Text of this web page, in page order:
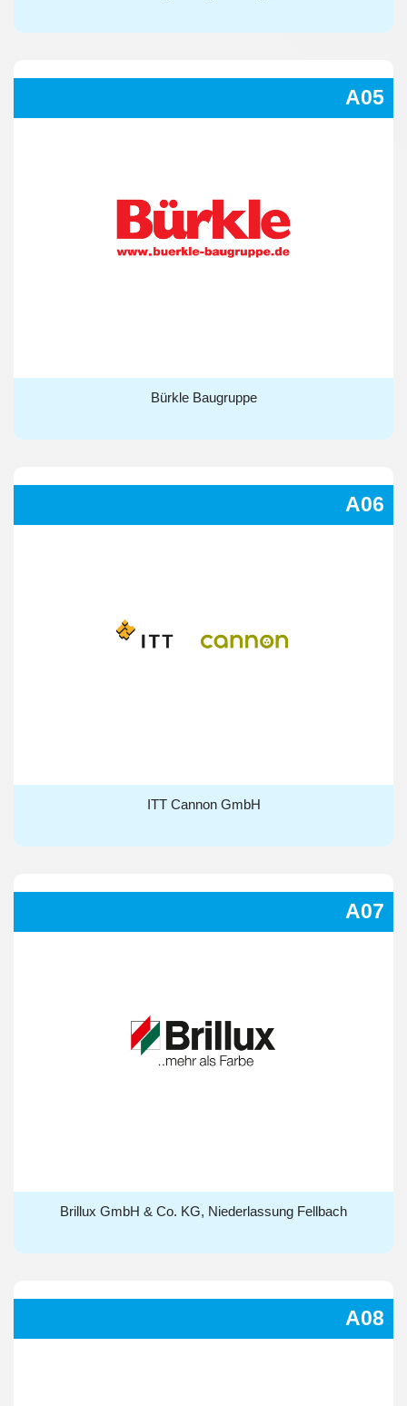
A05
Bürkle Baugruppe
Bürkle Baugruppe
A06
ITT Cannon GmbH
ITT Cannon GmbH
A07
Brillux GmbH & Co. KG, Niederlassung Fellbach
Brillux GmbH & Co. KG, Niederlassung Fellbach
A08